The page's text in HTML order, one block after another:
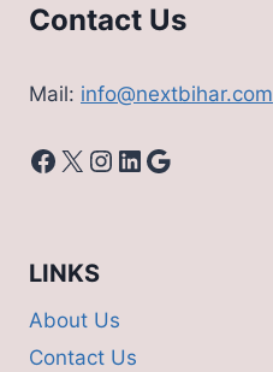
Contact Us
Mail: info@nextbihar.com
Facebook
X Instagram
LinkedIn
Google
LINKS
About Us
Contact Us